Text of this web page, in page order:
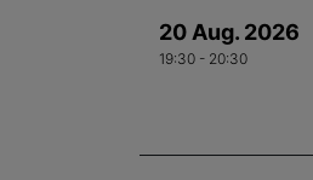
20 Aug. 2026
19:30 - 20:30